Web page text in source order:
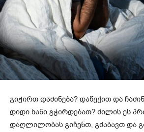
გიჭირთ დაძინება? დაწექით და
დიდი ხანი გჭირდებათ? ძილის ეს
დაღლილობას გიჩენთ, გძაბავთ და